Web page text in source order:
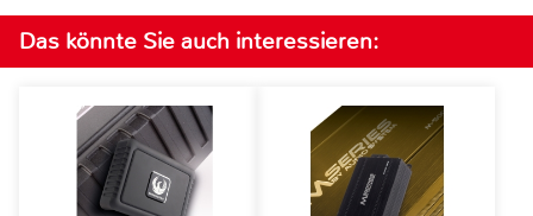
Das könnte Sie auch interessieren: